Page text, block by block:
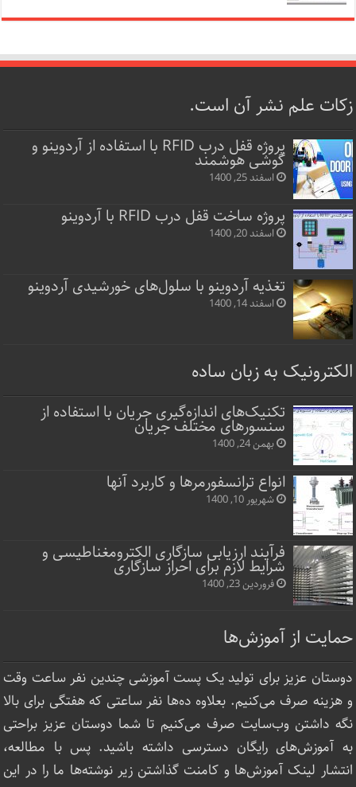
زکات علم نشر آن است.
پروژه قفل‌ درب RFID با استفاده از آردوینو و
گوشی هوشمند
اسفند 25, 1400
پروژه ساخت قفل‌ درب RFID با آردوینو
اسفند 20, 1400
تغذیه آردوینو با سلول‌های خورشیدی آردوینو
اسفند 14, 1400
الکترونیک به زبان ساده
تکنیک‌های اندازه‌گیری جریان با استفاده از
سنسورهای مختلف جریان
بهمن 24, 1400
انواع ترانسفورمرها و کاربرد آنها
شهریور 10, 1400
فرآیند ارزیابی سازگاری الکترومغناطیسی و
شرایط لازم برای احراز سازگاری
فروردین 23, 1400
حمایت از آموزش‌ها
دوستان عزیز برای تولید یک پست آموزشی چندین نفر ساعت‌ وقت
و هزینه صرف می‌کنیم. بعلاوه ده‌ها نفر ساعتی که هفتگی برای بالا
نگه داشتن وب‌سایت صرف ‌می‌کنیم تا شما دوستان عزیز براحتی
به آموزش‌های رایگان دسترسی داشته باشید. پس با مطالعه،
انتشار لینک‌ آموزش‌ها و کامنت گذاشتن زیر نوشته‌‌ها ما را در این